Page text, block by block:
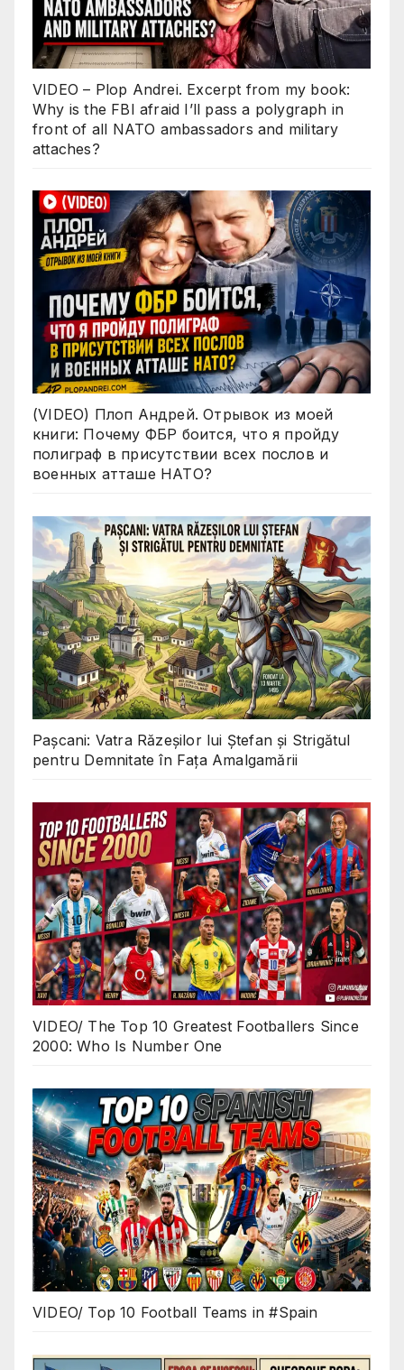
VIDEO – Plop Andrei. Excerpt from my book:
Why is the FBI afraid I’ll pass a polygraph in
front of all NATO ambassadors and military
attaches?
(VIDEO) Плоп Андрей. Отрывок из моей
книги: Почему ФБР боится, что я пройду
полиграф в присутствии всех послов и
военных атташе НАТО?
Pașcani: Vatra Răzeșilor lui Ștefan și Strigătul
pentru Demnitate în Fața Amalgamării
VIDEO/ The Top 10 Greatest Footballers Since
2000: Who Is Number One
VIDEO/ Top 10 Football Teams in #Spain